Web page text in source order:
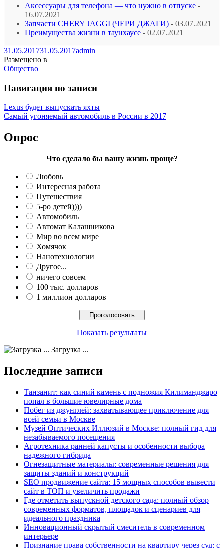
Аксессуары для телефона — что нужно в отпуске -
16.07.2021
Запчасти CHERY JAGGI (ЧЕРИ ДЖАГИ) - 03.07.2021
Преимущества жизни в таунхаусе - 02.07.2021
31.05.201731.05.2017admin
Размещено в
Общество
Навигация по записи
Lexus будет выпускать яхты
Самый угоняемый автомобиль в России в 2017
Опрос
Что сделало бы вашу жизнь проще?
Любовь
Интересная работа
Путешествия
5-ро детей))))
Автомобиль
Автомат Калашникова
Мир во всем мире
Хомячок
Нанотехнологии
Другое...
ничего совсем
100 тыс. долларов
1 миллион долларов
Показать результаты
Загрузка ...
Последние записи
Танзанит: как синий камень с подножия Килиманджаро
попал в большие ювелирные дома
Побег из джунглей: захватывающее приключение для
всей семьи в Москве
Музей Оптических Иллюзий в Москве: полный гид для
незабываемого посещения
Агротехника ранней капусты и особенности выбора
надежного гибрида
Огнезащитные материалы: современные решения для
защиты зданий и конструкций
SEO продвижение сайта: 15 мощных способов вывести
сайт в ТОП и увеличить продажи
Где отметить выпускной детского сада: полный обзор
современных форматов, площадок и сценариев для
идеального праздника
Инновационный скрытый смеситель в современном
интерьере
Признание права собственности на квартиру через суд: с